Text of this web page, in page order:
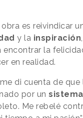
es reivindicar
y la inspiración
la
en realidad.
di cuenta de que
por un
Me rebelé